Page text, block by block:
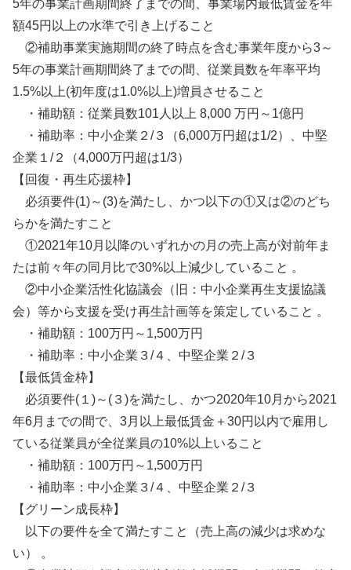
5年の事業計画期間終了までの間、事業場内最低賃金を年
額45円以上の水準で引き上げること
②補助事業実施期間の終了時点を含む事業年度から3～
5年の事業計画期間終了までの間、従業員数を年率平均
1.5%以上(初年度は1.0%以上)増員させること
・補助額：従業員数101人以上 8,000 万円～1億円
・補助率：中小企業２/３（6,000万円超は1/2）、中堅
企業１/２（4,000万円超は1/3）
【回復・再生応援枠】
必須要件(1)～(3)を満たし、かつ以下の①又は②のどち
らかを満たすこと
①2021年10月以降のいずれかの月の売上高が対前年ま
たは前々年の同月比で30%以上減少していること 。
②中小企業活性化協議会（旧：中小企業再生支援協議
会）等から支援を受け再生計画等を策定していること 。
・補助額：100万円～1,500万円
・補助率：中小企業３/４、中堅企業２/３
【最低賃金枠】
必須要件(１)～(３)を満たし、かつ2020年10月から2021
年6月までの間で、3月以上最低賃金＋30円以内で雇用し
ている従業員が全従業員の10%以上いること
・補助額：100万円～1,500万円
・補助率：中小企業３/４、中堅企業２/３
【グリーン成長枠】
以下の要件を全て満たすこと（売上高の減少は求めな
い） 。